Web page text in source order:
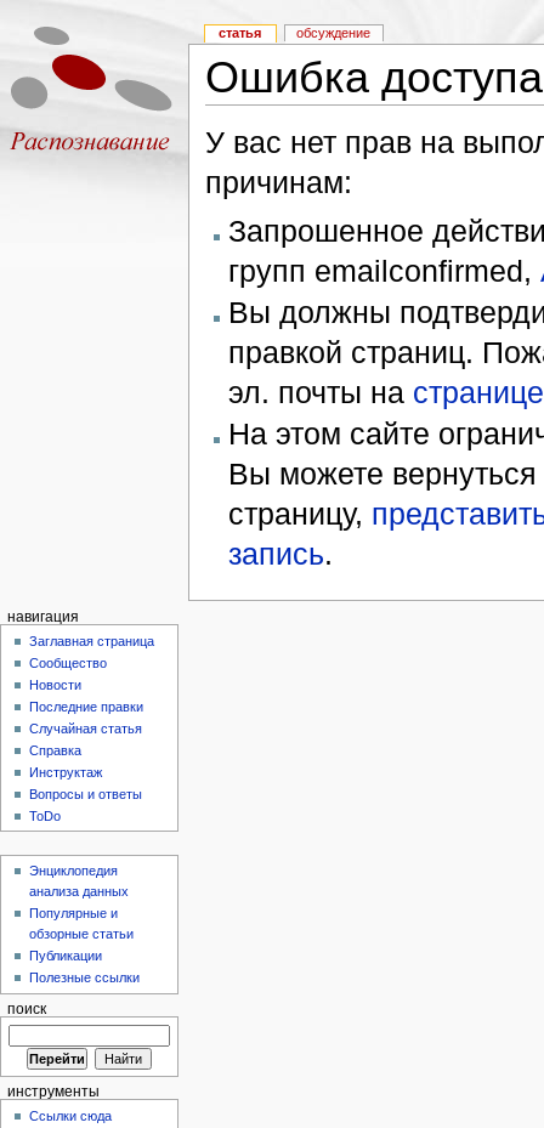
Ошибка доступа
У вас нет прав на
причинам:
Запрошенное
групп emailconfirmed,
Вы должны
правкой страниц.
эл. почты на
На этом сайте
Вы можете
страницу,
запись.
статья обсуждение
навигация
Заглавная страница
Сообщество
Новости
Последние правки
Случайная статья
Справка
Инструктаж
Вопросы и ответы
ToDo
Энциклопедия
анализа данных
Популярные и
обзорные статьи
Публикации
Полезные ссылки
поиск
инструменты
Ссылки сюда